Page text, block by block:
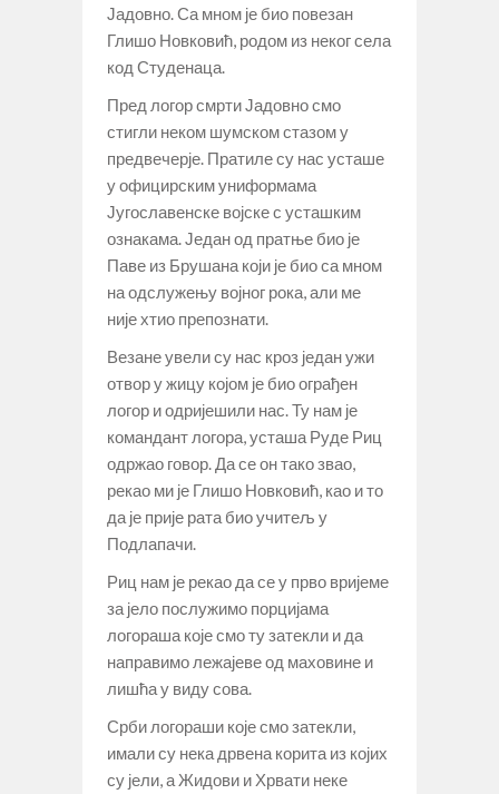
Јадовно. Са мном је био повезан
Глишо Новковић, родом из неког села
код Студенаца.
Пред логор смрти Јадовно смо
стигли неком шумском стазом у
предвечерје. Пратиле су нас усташе
у официрским униформама
Југославенске војске с усташким
ознакама. Један од пратње био је
Паве из Брушана који је био са мном
на одслужењу војног рока, али ме
није хтио препознати.
Везане увели су нас кроз један ужи
отвор у жицу којом је био ограђен
логор и одријешили нас. Ту нам је
командант логора, усташа Руде Риц
одржао говор. Да се он тако звао,
рекао ми је Глишо Новковић, као и то
да је прије рата био учитељ у
Подлапачи.
Риц нам је рекао да се у прво вријеме
за јело послужимо порцијама
логораша које смо ту затекли и да
направимо лежајеве од маховине и
лишћа у виду сова.
Срби логораши које смо затекли,
имали су нека дрвена корита из којих
су јели, а Жидови и Хрвати неке